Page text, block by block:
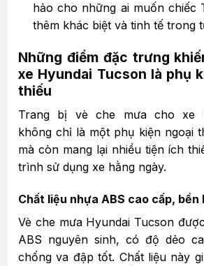
hảo cho những ai muốn chiếc
thêm khác biệt và tinh tế trong
Những điểm đặc trưng
xe Hyundai Tucson là phụ
thiếu
Trang bị vè che mưa cho xe
không chỉ là một phụ kiện ngoại
mà còn mang lại nhiều tiện ích
trình sử dụng xe hằng ngày.
Chất liệu nhựa ABS cao cấp,
Vè che mưa Hyundai Tucson
ABS nguyên sinh, có độ dẻo
chống va đập tốt. Chất liệu này